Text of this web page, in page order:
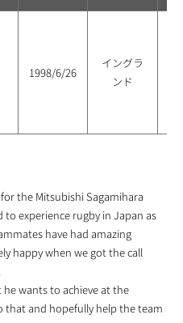
1998/6/26
イングラ
ンド
the Mitsubishi Sagamihara
to experience rugby in Japan as
have had amazing
happy when we got the call
he wants to achieve at the
that and hopefully help the team